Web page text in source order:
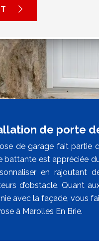
de porte
de garage fait partie
battante est appréciée
en rajoutant
d’obstacle. Quant
avec la façade, vous
à Marolles En Brie.